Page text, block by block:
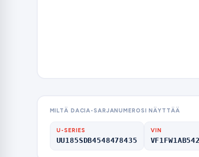
MILTÄ DACIA-SARJANUMEROSI NÄYTTÄÄ
U-SERIES
UU185SDB4548478435
VIN